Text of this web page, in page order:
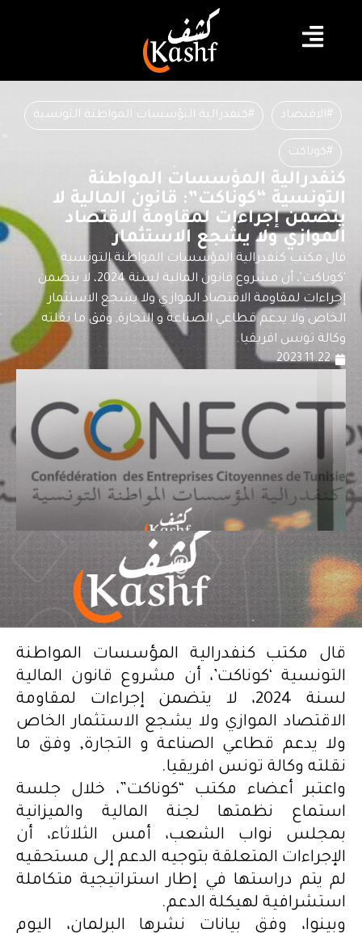
#الاقتصاد #كنفدرالية النؤسسات المواطنة التونسية
#كوناكت
كنفدرالية المؤسسات المواطنة
التونسية “كوناكت”: قانون المالية لا
يتضمن إجراءات لمقاومة الاقتصاد
الموازي ولا يشجع الاستثمار
قال مكتب كنفدرالية المؤسسات المواطنة التونسية
'كوناكت'، أن مشروع قانون المالية لسنة 2024، لا يتضمن
إجراءات لمقاومة الاقتصاد الموازي ولا يشجع الاستثمار
الخاص ولا يدعم قطاعي الصناعة و التجارة, وفق ما نقلته
وكالة تونس افريقيا.
2023.11.22
قال مكتب كنفدرالية المؤسسات المواطنة
التونسية ‘كوناكت’، أن مشروع قانون المالية
لسنة 2024، لا يتضمن إجراءات لمقاومة
الاقتصاد الموازي ولا يشجع الاستثمار الخاص
ولا يدعم قطاعي الصناعة و التجارة, وفق ما
نقلته وكالة تونس افريقيا.
واعتبر أعضاء مكتب “كوناكت”، خلال جلسة
استماع نظمتها لجنة المالية والميزانية
بمجلس نواب الشعب، أمس الثلاثاء، أن
الإجراءات المتعلقة بتوجيه الدعم إلى مستحقيه
لم يتم دراستها في إطار استراتيجية متكاملة
استشرافية لهيكلة الدعم.
وبينوا، وفق بيانات نشرها البرلمان، اليوم